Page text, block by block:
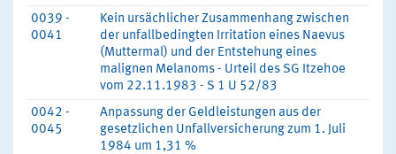
0039 -
0041
Kein ursächlicher Zusammenhang zwischen
der unfallbedingten Irritation eines Naevus
(Muttermal) und der Entstehung eines
malignen Melanoms - Urteil des SG Itzehoe
vom 22.11.1983 - S 1 U 52/83
0042 -
0045
Anpassung der Geldleistungen aus der
gesetzlichen Unfallversicherung zum 1. Juli
1984 um 1,31 %